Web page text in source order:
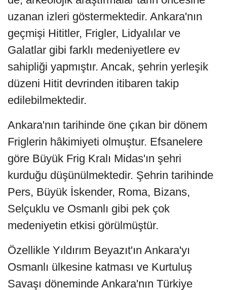
uzanan izleri göstermektedir. Ankara'nın
geçmişi Hititler, Frigler, Lidyalılar ve
Galatlar gibi farklı medeniyetlere ev
sahipliği yapmıştır. Ancak, şehrin yerleşik
düzeni Hitit devrinden itibaren takip
edilebilmektedir.
Ankara'nın tarihinde öne çıkan bir dönem
Friglerin hâkimiyeti olmuştur. Efsanelere
göre Büyük Frig Kralı Midas'ın şehri
kurduğu düşünülmektedir. Şehrin tarihinde
Pers, Büyük İskender, Roma, Bizans,
Selçuklu ve Osmanlı gibi pek çok
medeniyetin etkisi görülmüştür.
Özellikle Yıldırım Beyazıt'ın Ankara'yı
Osmanlı ülkesine katması ve Kurtuluş
Savaşı döneminde Ankara'nın Türkiye